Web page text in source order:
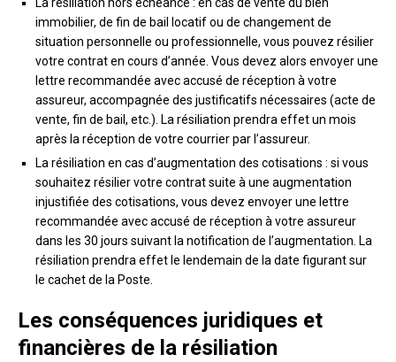
La résiliation hors échéance : en cas de vente du bien
immobilier, de fin de bail locatif ou de changement de
situation personnelle ou professionnelle, vous pouvez résilier
votre contrat en cours d’année. Vous devez alors envoyer une
lettre recommandée avec accusé de réception à votre
assureur, accompagnée des justificatifs nécessaires (acte de
vente, fin de bail, etc.). La résiliation prendra effet un mois
après la réception de votre courrier par l’assureur.
La résiliation en cas d’augmentation des cotisations : si vous
souhaitez résilier votre contrat suite à une augmentation
injustifiée des cotisations, vous devez envoyer une lettre
recommandée avec accusé de réception à votre assureur
dans les 30 jours suivant la notification de l’augmentation. La
résiliation prendra effet le lendemain de la date figurant sur
le cachet de la Poste.
Les conséquences juridiques et
financières de la résiliation